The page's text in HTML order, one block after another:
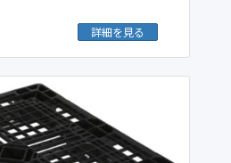
詳細を見る